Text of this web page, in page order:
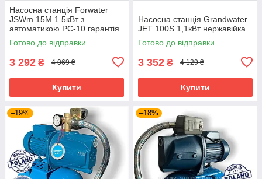
Насосна станція Forwater
JSWm 15M 1.5кВт з
автоматикою PC-10 гарантія
3 роки
Готово до відправки
3 292 ₴ 4 069 ₴
Купити
Насосна станція Grandwater
JET 100S 1,1кВт нержавійка.
Готово до відправки
3 352 ₴ 4 129 ₴
Купити
–19% –18%